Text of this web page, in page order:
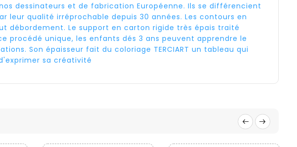
dessinateurs et de fabrication Européenne. Ils se différencient
leur qualité irréprochable depuis 30 années. Les contours en
débordement. Le support en carton rigide très épais traité
unique, les enfants dés 3 ans peuvent apprendre le
Son épaisseur fait du coloriage TERCIART un tableau qui
sa créativité